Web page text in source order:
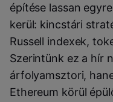
építése lassan
kerül: kincstári
Russell indexek,
Szerintünk ez a hír
árfolyamsztori,
Ethereum körül